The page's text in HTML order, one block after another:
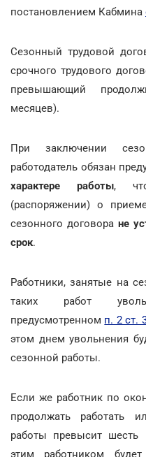
постановлением Кабмина
Сезонный трудовой
срочного трудового
превышающий
месяцев).
При заключении
работодатель обязан
характере работы,
(распоряжении) о
сезонного договора не
срок.
Работники, занятые на
таких работ
предусмотренном п. 2 ст.
этом днем увольнения
сезонной работы.
Если же работник по
продолжать работать
работы превысит шесть
этим работником будет